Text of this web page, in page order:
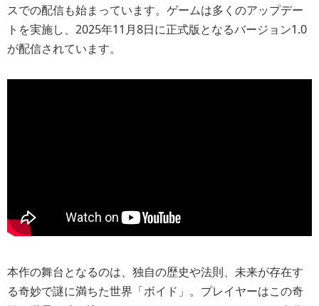
スでの配信も始まっています。ゲームは多くのアップデー
トを実施し、2025年11月8日に正式版となるバージョン1.0
が配信されています。
本作の舞台となるのは、独自の歴史や法則、未来が存在す
る奇妙で謎に満ちた世界「ボイド」。プレイヤーはこの奇